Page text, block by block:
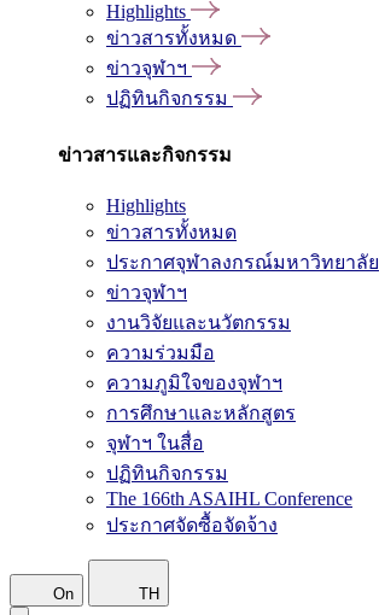
Highlights
ข่าวสารทั้งหมด
ข่าวจุฬาฯ
ปฏิทินกิจกรรม
ข่าวสารและกิจกรรม
Highlights
ข่าวสารทั้งหมด
ประกาศจุฬาลงกรณ์มหาวิทยาลัย
ข่าวจุฬาฯ
งานวิจัยและนวัตกรรม
ความร่วมมือ
ความภูมิใจของจุฬาฯ
การศึกษาและหลักสูตร
จุฬาฯ ในสื่อ
ปฏิทินกิจกรรม
The 166th ASAIHL Conference
ประกาศจัดซื้อจัดจ้าง
On TH